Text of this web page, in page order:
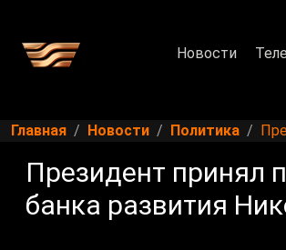
Новости
Главная Новости Политика
Президент принял
банка развития